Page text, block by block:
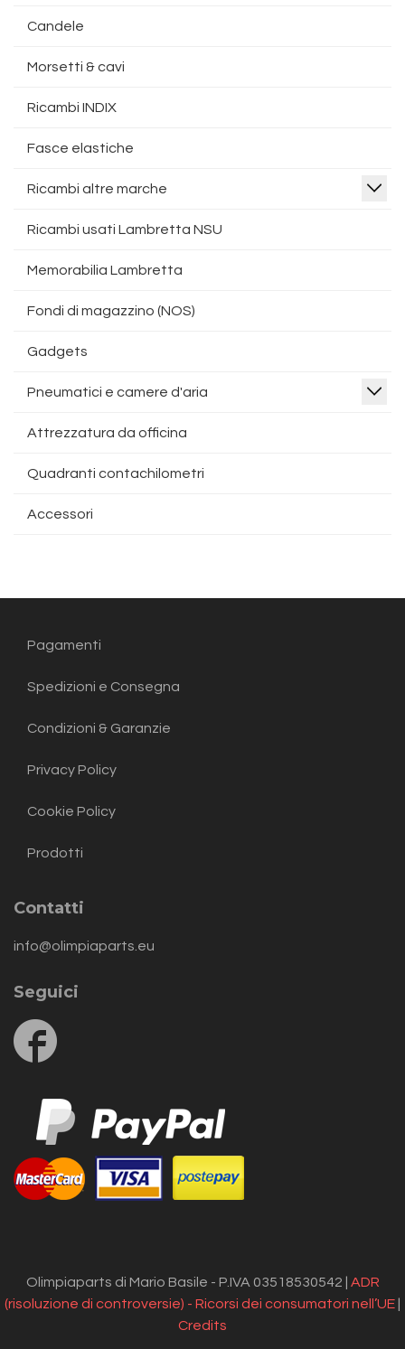
Candele
Morsetti & cavi
Ricambi INDIX
Fasce elastiche
Ricambi altre marche
Ricambi usati Lambretta NSU
Memorabilia Lambretta
Fondi di magazzino (NOS)
Gadgets
Pneumatici e camere d'aria
Attrezzatura da officina
Quadranti contachilometri
Accessori
Pagamenti
Spedizioni e Consegna
Condizioni & Garanzie
Privacy Policy
Cookie Policy
Prodotti
Contatti
info@olimpiaparts.eu
Seguici
us
Olimpiaparts di Mario Basile - P.IVA 03518530542 | ADR
(risoluzione di controversie) - Ricorsi dei consumatori nell’UE
Credits